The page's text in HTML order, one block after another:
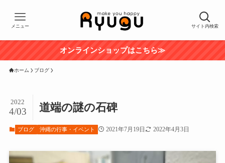
サイト内検索
メニュー
オンラインショップはこちら≫
ホーム ブログ
道端の謎の石碑
2022
4/03
ブログ 沖縄の行事・イベント 2021年7月19日 2022年4月3日